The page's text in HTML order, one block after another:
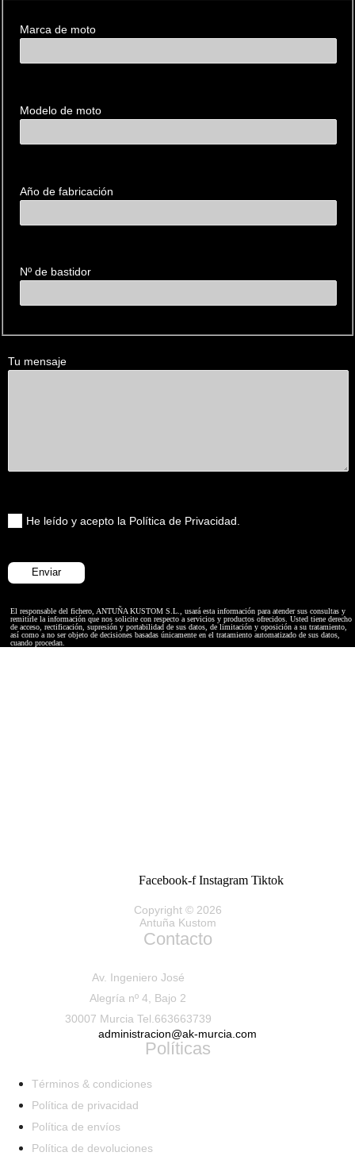
Marca de moto
Modelo de moto
Año de fabricación
Nº de bastidor
Tu mensaje
He leído y acepto la Política de Privacidad.
El responsable del fichero, ANTUÑA KUSTOM S.L., usará esta información para atender sus consultas y
remitirle la información que nos solicite con respecto a servicios y productos ofrecidos. Usted tiene derecho
de acceso, rectificación, supresión y portabilidad de sus datos, de limitación y oposición a su tratamiento,
así como a no ser objeto de decisiones basadas únicamente en el tratamiento automatizado de sus datos,
cuando procedan.
Facebook-f Instagram Tiktok
Copyright © 2026
Antuña Kustom
Contacto
Av. Ingeniero José
Alegría nº 4, Bajo 2
30007 Murcia Tel.663663739
administracion@ak-murcia.com
Políticas
Términos & condiciones
Política de privacidad
Política de envíos
Política de devoluciones